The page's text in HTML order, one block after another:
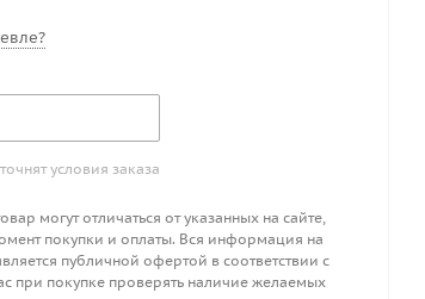
условия заказа
могут отличаться от указанных на сайте,
покупки и оплаты. Вся информация на
публичной офертой в соответствии с
при покупке проверять наличие желаемых